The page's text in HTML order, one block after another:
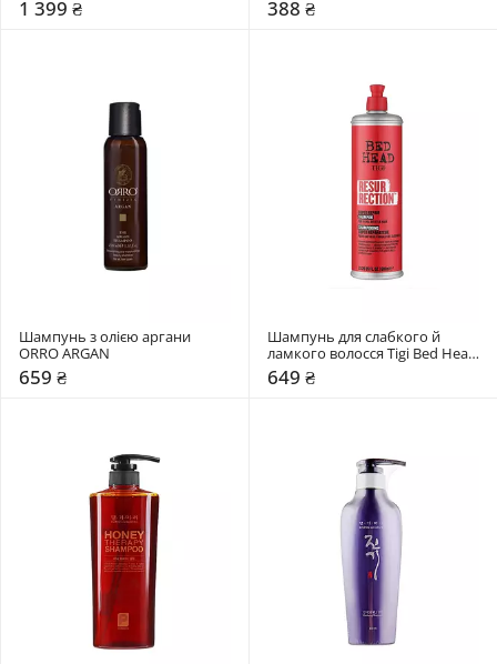
Performance Salon Technology
1 399 ₴ 388 ₴
Шампунь з олією аргани
ORRO ARGAN
659 ₴
Шампунь для слабкого й
ламкого волосся Tigi Bed Head
Resurrection Super Repair
Shampoo
649 ₴